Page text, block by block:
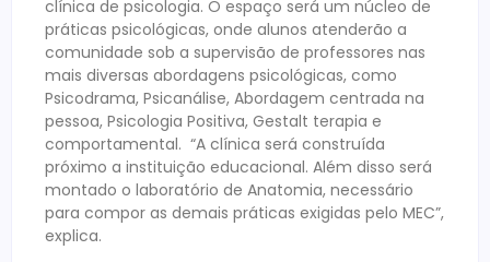
clínica de psicologia. O espaço será um núcleo de
práticas psicológicas, onde alunos atenderão a
comunidade sob a supervisão de professores nas
mais diversas abordagens psicológicas, como
Psicodrama, Psicanálise, Abordagem centrada na
pessoa, Psicologia Positiva, Gestalt terapia e
comportamental. “A clínica será construída
próximo a instituição educacional. Além disso será
montado o laboratório de Anatomia, necessário
para compor as demais práticas exigidas pelo MEC”,
explica.